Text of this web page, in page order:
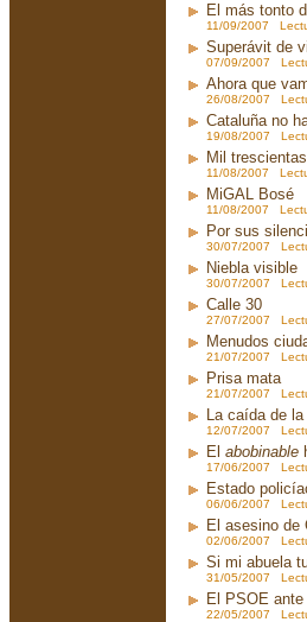
El más tonto
11/09/2007
Superávit de
07/09/2007
Ahora que
26/08/2007
Cataluña no
19/08/2007
Mil
11/08/2007
MiGAL Bosé
11/08/2007
Por sus
30/07/2007
Niebla visible
30/07/2007
Calle 30
27/07/2007
Menudos
21/07/2007
Prisa mata
21/07/2007
La caída de
12/07/2007
El abobinable
17/06/2007
Estado
06/06/2007
El asesino de
02/06/2007
Si mi abuela
31/05/2007
El PSOE ante
22/05/2007